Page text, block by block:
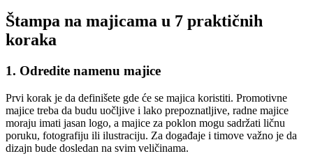
Štampa na majicama u 7 praktičnih
koraka
1. Odredite namenu majice
Prvi korak je da definišete gde će se majica koristiti. Promotivne
majice treba da budu uočljive i lako prepoznatljive, radne majice
moraju imati jasan logo, a majice za poklon mogu sadržati ličnu
poruku, fotografiju ili ilustraciju. Za događaje i timove važno je da
dizajn bude dosledan na svim veličinama.